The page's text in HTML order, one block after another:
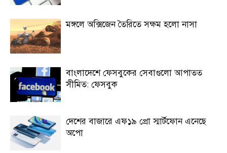
মঙ্গলে অক্সিজেন তৈরিতে সক্ষম হলো নাসা
বাংলাদেশে ফেসবুকের সেবাগুলো আপাতত
সীমিত: ফেসবুক
দেশের বাজারে এফ১৯ প্রো স্মার্টফোন এনেছে
অপো